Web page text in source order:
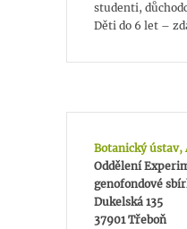
studenti,
Děti do 6 let –
Botanický ústav,
Oddělení
genofondové
Dukelská 135
37901 Třeboň